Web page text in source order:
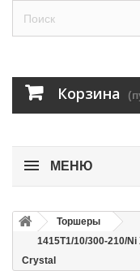
Корзина
МЕНЮ
Торшеры
1415T1/10/300-210/
Crystal